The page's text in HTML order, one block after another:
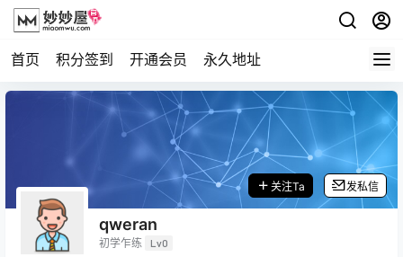
首页 积分签到 开通会员 永久地址
qweran
初学乍练 Lv0
关注Ta 发私信